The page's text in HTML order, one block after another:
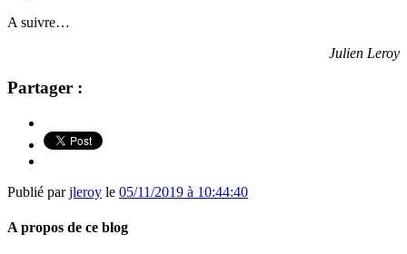
A suivre…
Julien Leroy
Partager :
Publié parjleroy le 05/11/2019 à 10:44:40
A propos de ce blog